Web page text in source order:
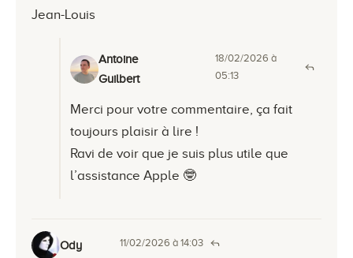
Jean-Louis
Antoine
Guilbert
18/02/2026 à
05:13
Merci pour votre commentaire, ça fait
toujours plaisir à lire !
Ravi de voir que je suis plus utile que
l’assistance Apple 🤓
Ody 11/02/2026 à 14:03